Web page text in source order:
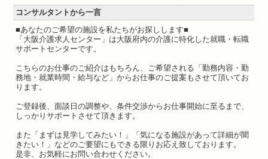
コンサルタントから一言
■あなたのご希望の施設を私たちがお探しします■
「大阪介護求人センター」は大阪府内の介護に特化した就職・転職
サポートセンターです。
こちらのお仕事のご紹介はもちろん、ご希望される「勤務内容・勤
務地・就業時間・給与など」からお仕事のご提案もさせて頂いてお
ります。
ご登録後、面談日の調整や、条件交渉からお仕事開始に至るまで、
しっかりサポートさせて頂きます。
また「まずは見学してみたい！」「気になる施設があって詳細が聞
きたい！」などのご要望にもできる限りお応え致しております。
是非、お気軽にお問い合わせください。